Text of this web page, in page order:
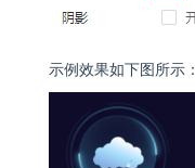
示例效果如下图所示：